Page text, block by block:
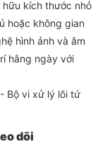
hữu kích thước nhỏ
hoặc không gian
hình ảnh và âm
hằng ngày với
dõi